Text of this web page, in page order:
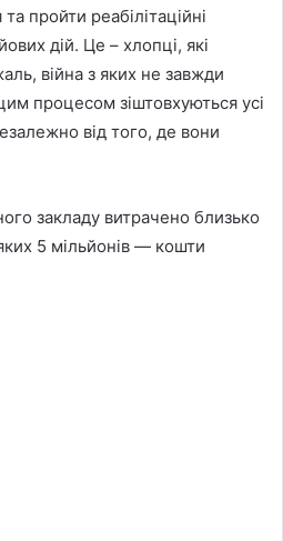
пройти реабілітаційні
дій. Це – хлопці, які
війна з яких не завжди
процесом зіштовхуються усі
від того, де вони
закладу витрачено близько
5 мільйонів — кошти